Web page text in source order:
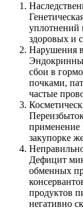
уплотнений
здоровых и
Нарушения
сбои в
почками,
частые
применение
закупорке
Дефицит
обменных
продуктов
негативно